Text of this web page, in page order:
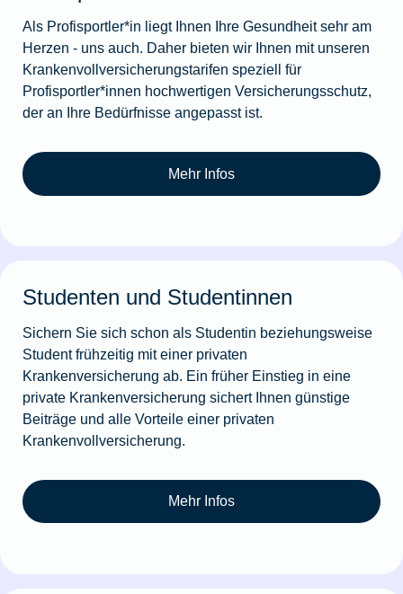
Als Profisportler*in liegt Ihnen Ihre Gesundheit sehr am
Herzen - uns auch. Daher bieten wir Ihnen mit unseren
Krankenvollversicherungstarifen speziell für
Profisportler*innen hochwertigen Versicherungsschutz,
der an Ihre Bedürfnisse angepasst ist.
Mehr Infos
Studenten und Studentinnen
Sichern Sie sich schon als Studentin beziehungsweise
Student frühzeitig mit einer privaten
Krankenversicherung ab. Ein früher Einstieg in eine
private Krankenversicherung sichert Ihnen günstige
Beiträge und alle Vorteile einer privaten
Krankenvollversicherung.
Mehr Infos